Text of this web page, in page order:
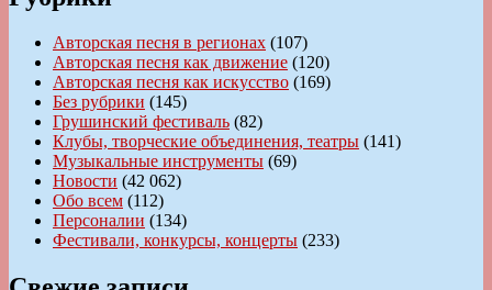
Авторская песня в регионах (107)
Авторская песня как движение (120)
Авторская песня как искусство (169)
Без рубрики (145)
Грушинский фестиваль (82)
Клубы, творческие объединения, театры (141)
Музыкальные инструменты (69)
Новости (42 062)
Обо всем (112)
Персоналии (134)
Фестивали, конкурсы, концерты (233)